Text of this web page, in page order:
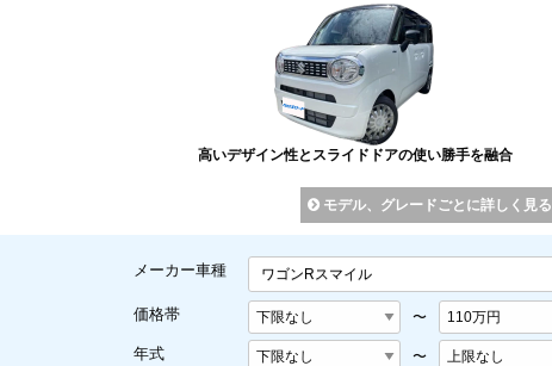
高いデザイン性とスライドドアの使い勝手を融合
モデル、グレードごとに詳しく見る
メーカー車種 ワゴンRスマイル
価格帯 〜
年式 〜